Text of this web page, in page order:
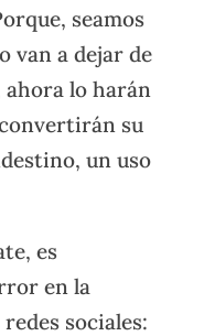
seamos
van a dejar de
ahora lo harán
su
un uso
es
en la
sociales: